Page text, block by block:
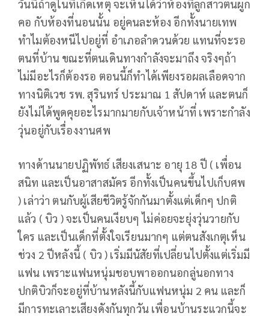
วันนี้ถ้าดูในที่เกิดเหตุ จะเห็นได้ว่าห้องที่ลูกสาวตนผูก
คอ กับห้องที่นอนนั้น อยู่คนละห้อง อีกทั้งนายเทพ
ทำไมต้องหนีไปอยู่ที่ อำเภอลำดวนด้วย แทนที่จะรอ
ตนที่บ้าน ขณะที่ตนเดินทางกำลังจะมาถึง จริงๆถ้า
ไม่มีอะไรก็ต้องรอ ตอนนี้ก็ทำได้เพียงรอผลเลือดจาก
ทางนิติเวช รพ. สุรินทร์ ประมาณ 1 สัปดาห์ และตนก็
ยังไม่ได้พูดคุยอะไรมากมายกับเจ้าหน้าที่ เพราะกำลัง
วุ่นอยู่กับเรื่องงานศพ
ทางด้านนายปฏิพัทธ์ เสียงเสนาะ อายุ 18 ปี ( เพื่อน
สนิท และเป็นอาสาสมัคร อีกทั้งเป็นคนขึ้นไปเก็บศพ
) เล่าว่า ตนกับผู้เสียชีวิตรู้จักกันมาตั้งแต่เด็กๆ ปกติ
แล้ว ( บิว ) จะเป็นคนเงียบๆ ไม่ค่อยจะยุ่งวุ่นวายกับ
ใคร และเป็นเด็กที่ตั้งใจเรียนมากๆ แต่ตนสังเกตุเห็น
ช่วง 2 ปีหลังนี้ ( บิว ) เริ่มมีนัสัยที่เปลี่ยนไปตั้งแต่เริ่มมี
แฟน เพราะแฟนหนุ่มชอบพาออกนอกลู่นอกทาง
ปกติบิวก็จะอยู่ที่บ้านหลังนี้กับแฟนหนุ่ม 2 คน และก็
มีการทะเลาะเสียงดังกันทุกวัน เพื่อนบ้านระแวกนี้จะ